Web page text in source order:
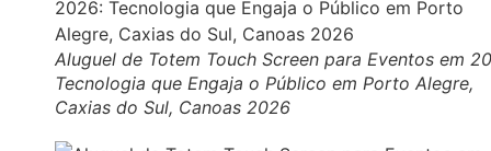
Aluguel de Totem Touch Screen para Eventos em
Tecnologia que Engaja o Público em Porto Alegre,
Caxias do Sul, Canoas 2026